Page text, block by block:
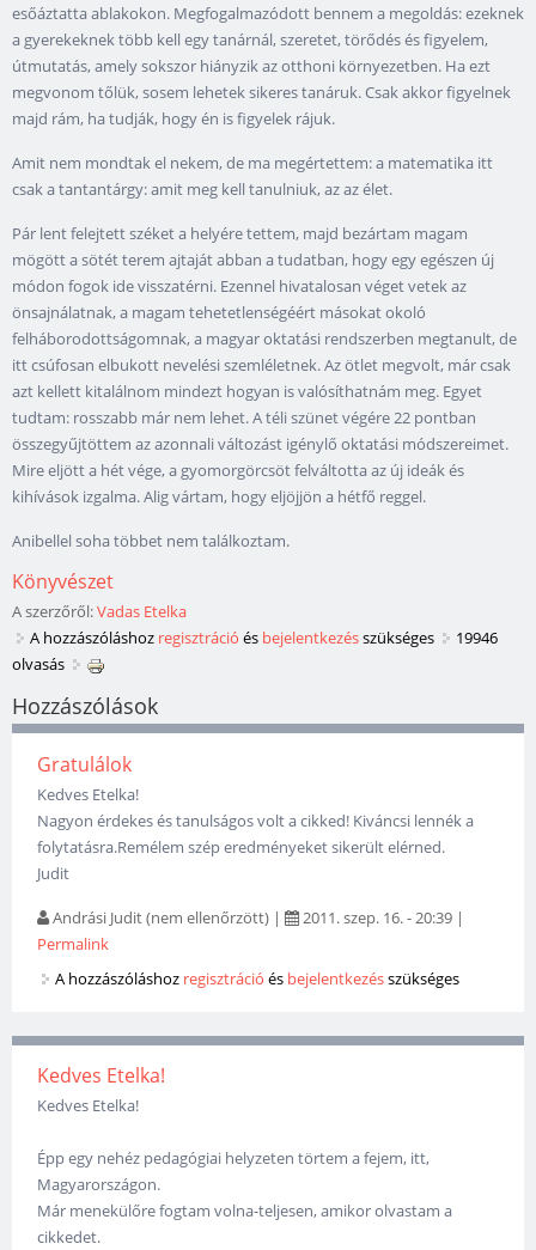
esőáztatta ablakokon. Megfogalmazódott bennem a megoldás: ezeknek
a gyerekeknek több kell egy tanárnál, szeretet, törődés és figyelem,
útmutatás, amely sokszor hiányzik az otthoni környezetben. Ha ezt
megvonom tőlük, sosem lehetek sikeres tanáruk. Csak akkor figyelnek
majd rám, ha tudják, hogy én is figyelek rájuk.
Amit nem mondtak el nekem, de ma megértettem: a matematika itt
csak a tantantárgy: amit meg kell tanulniuk, az az élet.
Pár lent felejtett széket a helyére tettem, majd bezártam magam
mögött a sötét terem ajtaját abban a tudatban, hogy egy egészen új
módon fogok ide visszatérni. Ezennel hivatalosan véget vetek az
önsajnálatnak, a magam tehetetlenségéért másokat okoló
felháborodottságomnak, a magyar oktatási rendszerben megtanult, de
itt csúfosan elbukott nevelési szemléletnek. Az ötlet megvolt, már csak
azt kellett kitalálnom mindezt hogyan is valósíthatnám meg. Egyet
tudtam: rosszabb már nem lehet. A téli szünet végére 22 pontban
összegyűjtöttem az azonnali változást igénylő oktatási módszereimet.
Mire eljött a hét vége, a gyomorgörcsöt felváltotta az új ideák és
kihívások izgalma. Alig vártam, hogy eljöjjön a hétfő reggel.
Anibellel soha többet nem találkoztam.
Könyvészet
A szerzőről:Vadas Etelka
A hozzászóláshoz regisztráció és bejelentkezésszükséges
19946
olvasás
Hozzászólások
Gratulálok
Kedves Etelka!
Nagyon érdekes és tanulságos volt a cikked! Kiváncsi lennék a
folytatásra.Remélem szép eredményeket sikerült elérned.
Judit
Andrási Judit (nem ellenőrzött) | 2011. szep. 16. - 20:39 |
Permalink
A hozzászóláshoz regisztráció és bejelentkezésszükséges
Kedves Etelka!
Kedves Etelka!
Épp egy nehéz pedagógiai helyzeten törtem a fejem, itt,
Magyarországon.
Már menekülőre fogtam volna-teljesen, amikor olvastam a
cikkedet.